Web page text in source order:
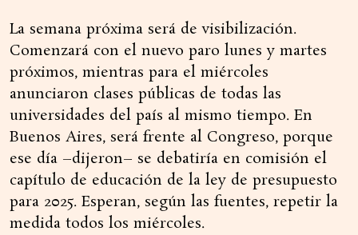
La semana próxima será de visibilización.
Comenzará con el nuevo paro lunes y martes
próximos, mientras para el miércoles
anunciaron clases públicas de todas las
universidades del país al mismo tiempo. En
Buenos Aires, será frente al Congreso, porque
ese día –dijeron– se debatiría en comisión el
capítulo de educación de la ley de presupuesto
para 2025. Esperan, según las fuentes, repetir la
medida todos los miércoles.